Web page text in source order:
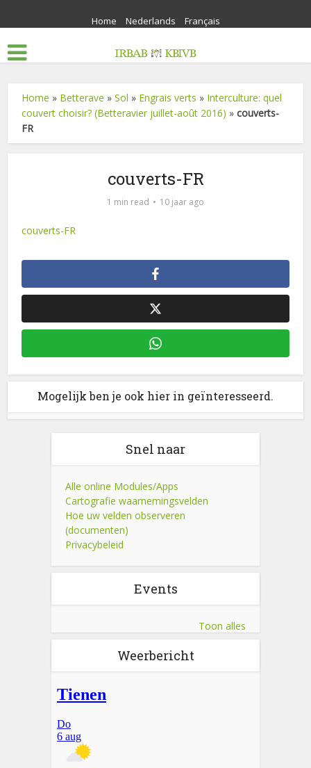
Home Nederlands Français
Home » Betterave »Sol » Engrais verts » Interculture: quel
couvert choisir? (Betteravier juillet-août 2016) »couverts-
FR
couverts-FR
1 min read 10 jaar ago
couverts-FR
Mogelijk ben je ook hier in geïnteresseerd.
Snel naar
Alle online Modules/Apps
Cartografie waarnemingsvelden
Hoe uw velden observeren
(documenten)
Privacybeleid
Events
Toon alles
Weerbericht